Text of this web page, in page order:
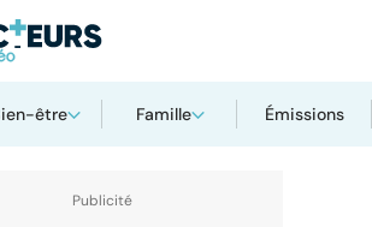
être Famille Émissions
Coronavirus